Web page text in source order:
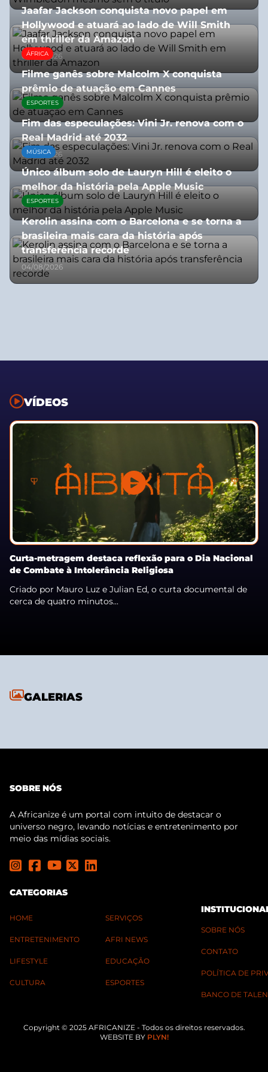
Jaafar Jackson conquista novo papel em
Hollywood e atuará ao lado de Will Smith
em thriller da Amazon
06/08/2026
ÁFRICA
Filme ganês sobre Malcolm X conquista
prêmio de atuação em Cannes
13/07/2026
ESPORTES
Fim das especulações: Vini Jr. renova com o
Real Madrid até 2032
06/08/2026
MÚSICA
Único álbum solo de Lauryn Hill é eleito o
melhor da história pela Apple Music
06/08/2026
ESPORTES
Kerolin assina com o Barcelona e se torna a
brasileira mais cara da história após
transferência recorde
04/08/2026
VÍDEOS
Curta-metragem destaca reflexão para o Dia Nacional
de Combate à Intolerância Religiosa
Criado por Mauro Luz e Julian Ed, o curta documental de
cerca de quatro minutos...
GALERIAS
SOBRE NÓS
A Africanize é um portal com intuito de destacar o
universo negro, levando notícias e entretenimento por
meio das mídias sociais.
CATEGORIAS
HOME
ENTRETENIMENTO
LIFESTYLE
CULTURA
SERVIÇOS
AFRI NEWS
EDUCAÇÃO
ESPORTES
SOBRE NÓS
CONTATO
POLÍTICA DE
BANCO DE
Copyright © 2025 AFRICANIZE - Todos os direitos reservados.
WEBSITE BY PLYN!